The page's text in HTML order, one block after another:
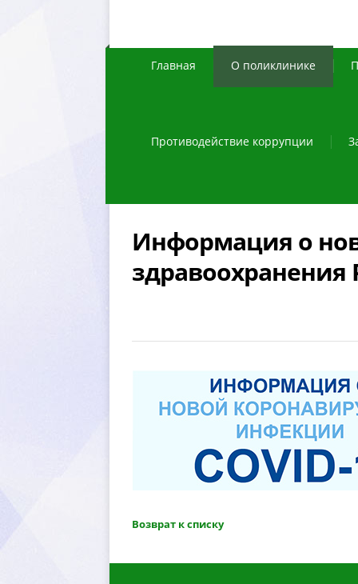
Главная О поликлинике
Противодействие коррупции
Информация о
здравоохранения
озврат к списку